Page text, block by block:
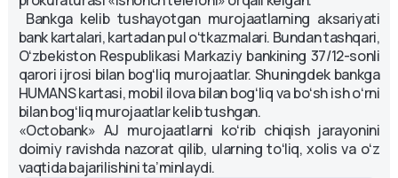
Bankga kelib tushayotgan murojaatlarning aksariyati
bank kartalari, kartadan pul oʻtkazmalari. Bundan tashqari,
Oʻzbekiston Respublikasi Markaziy bankining 37/12-sonli
qarori ijrosi bilan bogʻliq murojaatlar. Shuningdek bankga
HUMANS kartasi, mobil ilova bilan bogʻliq va boʻsh ish oʻrni
bilan bogʻliq murojaatlar kelib tushgan.
«Octobank» AJ murojaatlarni koʻrib chiqish jarayonini
doimiy ravishda nazorat qilib, ularning toʻliq, xolis va oʻz
vaqtida bajarilishini ta’minlaydi.